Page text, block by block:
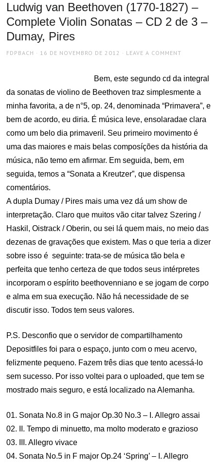
Ludwig van Beethoven (1770-1827) –
Complete Violin Sonatas – CD 2 de 3 –
Dumay, Pires
AUTHOR
FDPBACH
POSTED
16 DE NOVEMBRO DE 2012 LEAVE A COMMENT
Bem, este segundo cd da integral
da sonatas de violino de Beethoven traz simplesmente a
minha favorita, a de n°5, op. 24, denominada “Primavera”, e
bem de acordo, eu diria. É música leve, ensolaradae clara
como um belo dia primaveril. Seu primeiro movimento é
uma das maiores e mais belas composíções da história da
música, não temo em afirmar. Em seguida, bem, em
seguida, temos a “Sonata a Kreutzer”, que dispensa
comentários.
A dupla Dumay / Pires mais uma vez dá um show de
interpretação. Claro que muitos vão citar talvez Szering /
Haskil, Oistrack / Oberin, ou sei lá quem mais, no meio das
dezenas de gravações que existem. Mas o que teria a dizer
sobre isso é seguinte: trata-se de música tão bela e
perfeita que tenho certeza de que todos seus intérpretes
incorporam o espírito beethovenniano e se jogam de corpo
e alma em sua execução. Não há necessidade de se
discutir isso. Todos tem seus valores.
P.S. Desconfio que o servidor de compartilhamento
Depositfiles foi para o espaço, junto com o meu acervo,
felizmente pequeno. Fazem três dias que tento acessá-lo
sem sucesso. Por isso voltei para o uploaded, que tem se
mostrado mais seguro, e está localizado na Alemanha.
01. Sonata No.8 in G major Op.30 No.3 – I. Allegro assai
02. II. Tempo di minuetto, ma molto moderato e grazioso
03. III. Allegro vivace
04. Sonata No.5 in F major Op.24 ‘Spring’ – I. Allegro